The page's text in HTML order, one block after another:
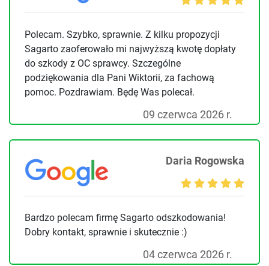
Polecam. Szybko, sprawnie. Z kilku propozycji
Sagarto zaoferowało mi najwyższą kwotę dopłaty
do szkody z OC sprawcy. Szczególne
podziękowania dla Pani Wiktorii, za fachową
pomoc. Pozdrawiam. Będę Was polecał.
09 czerwca 2026 r.
Daria Rogowska
Bardzo polecam firmę Sagarto odszkodowania!
Dobry kontakt, sprawnie i skutecznie :)
04 czerwca 2026 r.